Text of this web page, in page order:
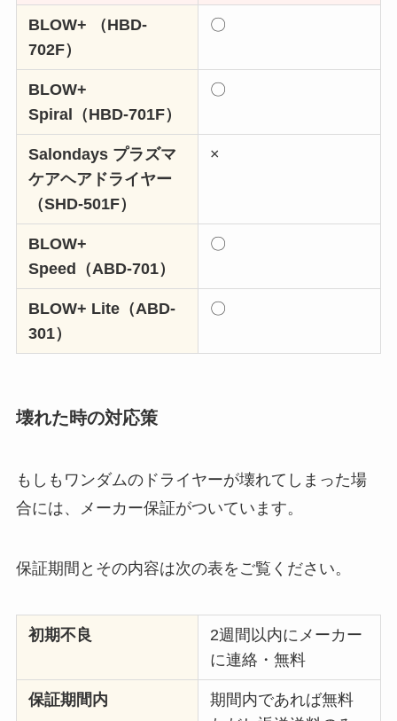
BLOW+ （HBD-
702F）
〇
BLOW+
Spiral（HBD-701F）
〇
Salondays プラズマ
ケアヘアドライヤー
（SHD-501F）
×
BLOW+
Speed（ABD-701）
〇
BLOW+ Lite（ABD-
301）
〇
壊れた時の対応策
もしもワンダムのドライヤーが壊れてしまった場
合には、メーカー保証がついています。
保証期間とその内容は次の表をご覧ください。
初期不良
2週間以内にメーカー
に連絡・無料
保証期間内
期間内であれば無料